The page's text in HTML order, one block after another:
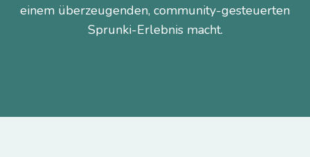
einem überzeugenden, community-gesteuerten
Sprunki-Erlebnis macht.